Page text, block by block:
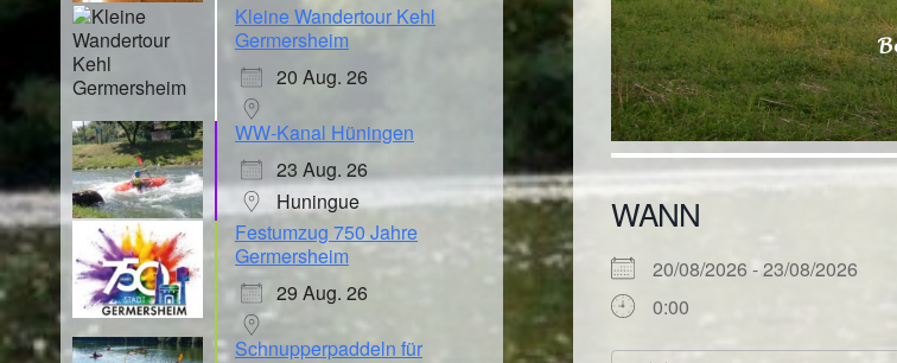
WANN
20/08/2026 - 23/08/2026
0:00
Kleine Wandertour Kehl
Germersheim
20 Aug. 26
WW-Kanal Hüningen
23 Aug. 26
Huningue
Festumzug 750 Jahre
Germersheim
29 Aug. 26
Schnupperpaddeln für